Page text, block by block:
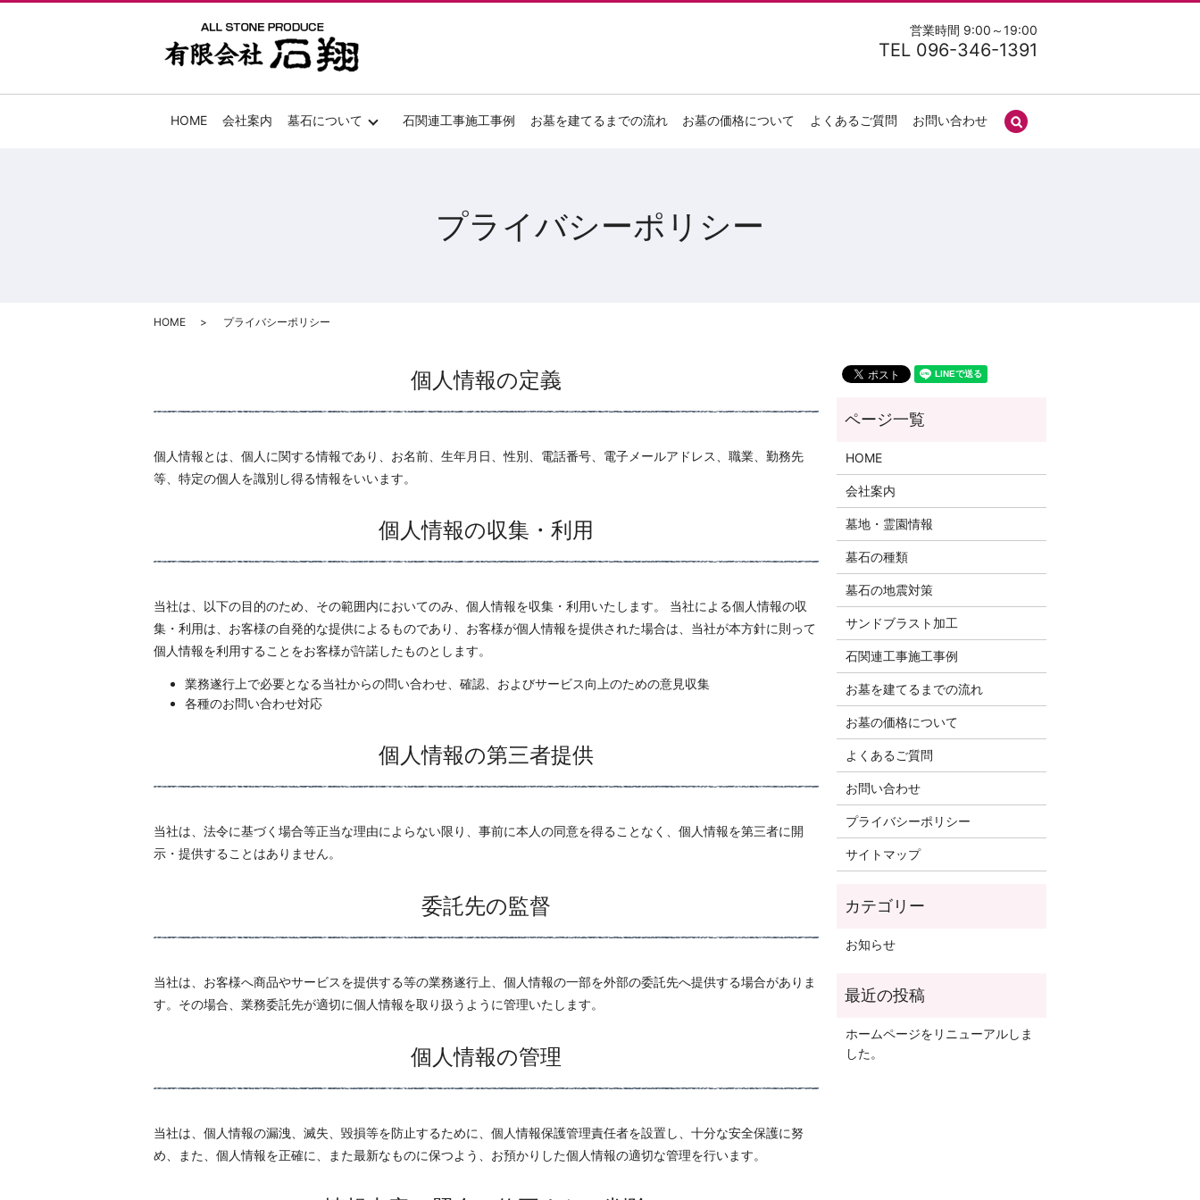
HOME 会社案内 墓石について 石関連工事施工事例 お墓を建てるまでの流れ お墓の価格について よくあるご質問 お問い合わせ
営業時間 9:00～19:00
TEL 096-346-1391
プライバシーポリシー
HOME プライバシーポリシー
個人情報の定義
個人情報とは、個人に関する情報であり、お名前、生年月日、性別、電話番号、電子メールアドレス、職業、勤務先
等、特定の個人を識別し得る情報をいいます。
個人情報の収集・利用
当社は、以下の目的のため、その範囲内においてのみ、個人情報を収集・利用いたします。 当社による個人情報の収
集・利用は、お客様の自発的な提供によるものであり、お客様が個人情報を提供された場合は、当社が本方針に則って
個人情報を利用することをお客様が許諾したものとします。
業務遂行上で必要となる当社からの問い合わせ、確認、およびサービス向上のための意見収集
各種のお問い合わせ対応
個人情報の第三者提供
当社は、法令に基づく場合等正当な理由によらない限り、事前に本人の同意を得ることなく、個人情報を第三者に開
示・提供することはありません。
委託先の監督
当社は、お客様へ商品やサービスを提供する等の業務遂行上、個人情報の一部を外部の委託先へ提供する場合がありま
す。その場合、業務委託先が適切に個人情報を取り扱うように管理いたします。
個人情報の管理
当社は、個人情報の漏洩、滅失、毀損等を防止するために、個人情報保護管理責任者を設置し、十分な安全保護に努
め、また、個人情報を正確に、また最新なものに保つよう、お預かりした個人情報の適切な管理を行います。
HOME
会社案内
墓地・霊園情報
墓石の種類
墓石の地震対策
サンドブラスト加工
石関連工事施工事例
お墓を建てるまでの流れ
お墓の価格について
よくあるご質問
お問い合わせ
プライバシーポリシー
サイトマップ
お知らせ
ホームページをリニューアルしま
した。